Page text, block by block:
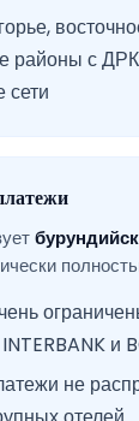
районы с
сети
и
не